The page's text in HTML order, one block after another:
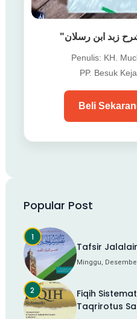
زبد ابن رسلان"
Penulis: KH.
PP. Besuk
Beli
Popular Post
Tafsir
Minggu,
Fiqih
Taqrirotus